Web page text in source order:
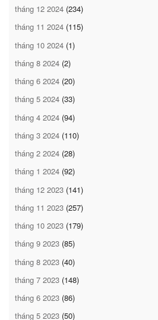
tháng 12 2024 (234)
tháng 11 2024 (115)
tháng 10 2024 (1)
tháng 8 2024 (2)
tháng 6 2024 (20)
tháng 5 2024 (33)
tháng 4 2024 (94)
tháng 3 2024 (110)
tháng 2 2024 (28)
tháng 1 2024 (92)
tháng 12 2023 (141)
tháng 11 2023 (257)
tháng 10 2023 (179)
tháng 9 2023 (85)
tháng 8 2023 (40)
tháng 7 2023 (148)
tháng 6 2023 (86)
tháng 5 2023 (50)